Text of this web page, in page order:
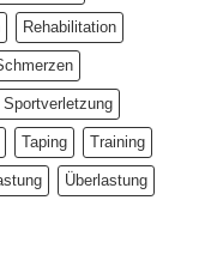
Rehabilitation
Sportverletzung
Taping Training
Überlastung